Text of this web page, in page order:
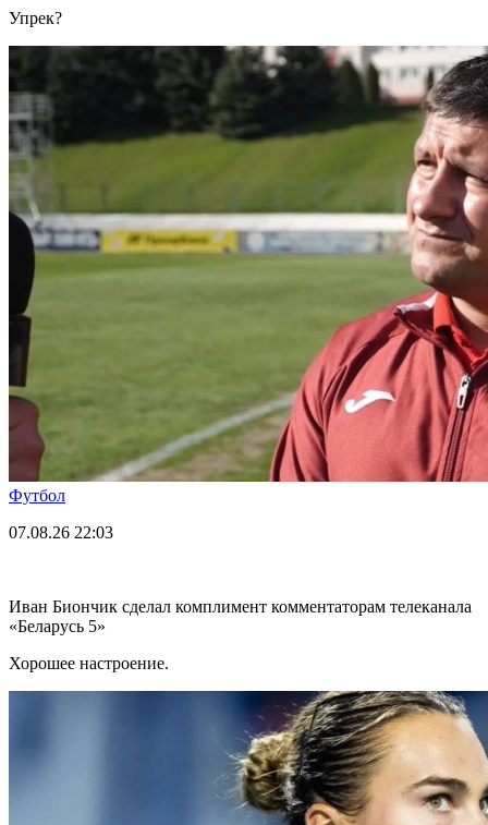
Упрек?
Футбол
07.08.26 22:03
Иван Биончик сделал комплимент комментаторам телеканала
«Беларусь 5»
Хорошее настроение.